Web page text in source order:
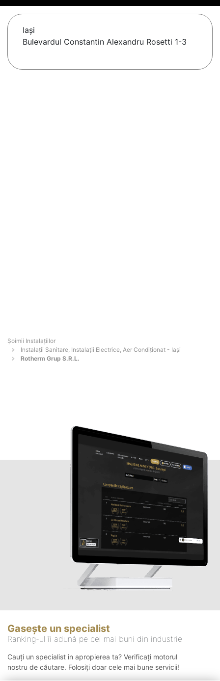
Iaşi
Bulevardul Constantin Alexandru Rosetti 1-3
Şoimii Instalaţiilor
Instalații Sanitare, Instalații Electrice, Aer Condiționat - Iaşi
Rotherm Grup S.R.L.
Gasește un specialist
Ranking-ul îi adună pe cei mai buni din industrie
Cauți un specialist in apropierea ta? Verificați motorul
nostru de căutare. Folosiți doar cele mai bune servicii!